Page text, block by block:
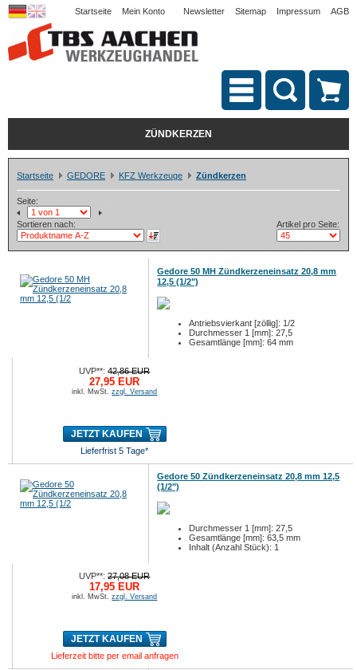
Startseite Mein Konto Newsletter Sitemap Impressum AGB
ZÜNDKERZEN
Startseite GEDORE KFZ Werkzeuge Zündkerzen
Seite:
Sortieren nach: Artikel pro Seite:
Gedore 50 MH Zündkerzeneinsatz 20,8 mm
12,5 (1/2")
Antriebsvierkant [zöllig]: 1/2
Durchmesser 1 [mm]: 27,5
Gesamtlänge [mm]: 64 mm
UVP**:42,86 EUR
27,95 EUR
inkl. MwSt.zzgl. Versand
JETZT KAUFEN
Lieferfrist 5 Tage*
Gedore 50 Zündkerzeneinsatz 20,8 mm 12,5
(1/2")
Durchmesser 1 [mm]: 27,5
Gesamtlänge [mm]: 63,5 mm
Inhalt (Anzahl Stück): 1
UVP**:27,08 EUR
17,95 EUR
inkl. MwSt.zzgl. Versand
JETZT KAUFEN
Lieferzeit bitte per email anfragen